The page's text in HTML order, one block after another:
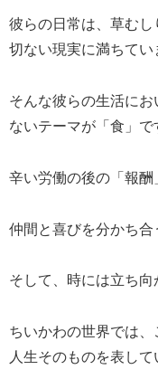
彼らの日常は、草む
切ない現実に満ちてい
そんな彼らの生活に
ないテーマが「食」で
辛い労働の後の「報酬
仲間と喜びを分かち合
そして、時には立ち向
ちいかわの世界では
人生そのものを表して